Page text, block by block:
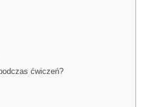
ćwiczeń?